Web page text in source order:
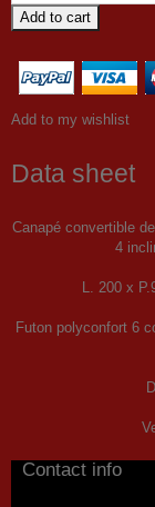
Add to cart
Add to my wishlist
Data sheet
Canapé convertible
4
L. 200 x
Futon polyconfort 6
Contact info